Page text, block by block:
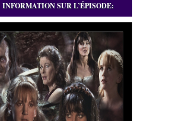
INFORMATION SUR L’ÉPISODE: